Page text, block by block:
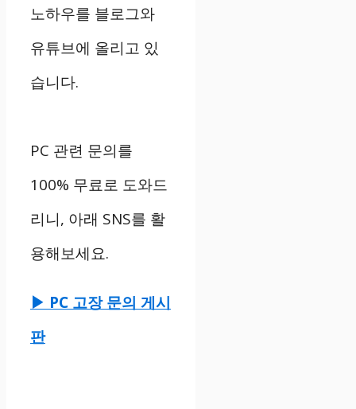
노하우를 블로그와
유튜브에 올리고 있
습니다.
PC 관련 문의를
100% 무료로 도와드
리니, 아래 SNS를 활
용해보세요.
▶ PC 고장 문의 게시
판